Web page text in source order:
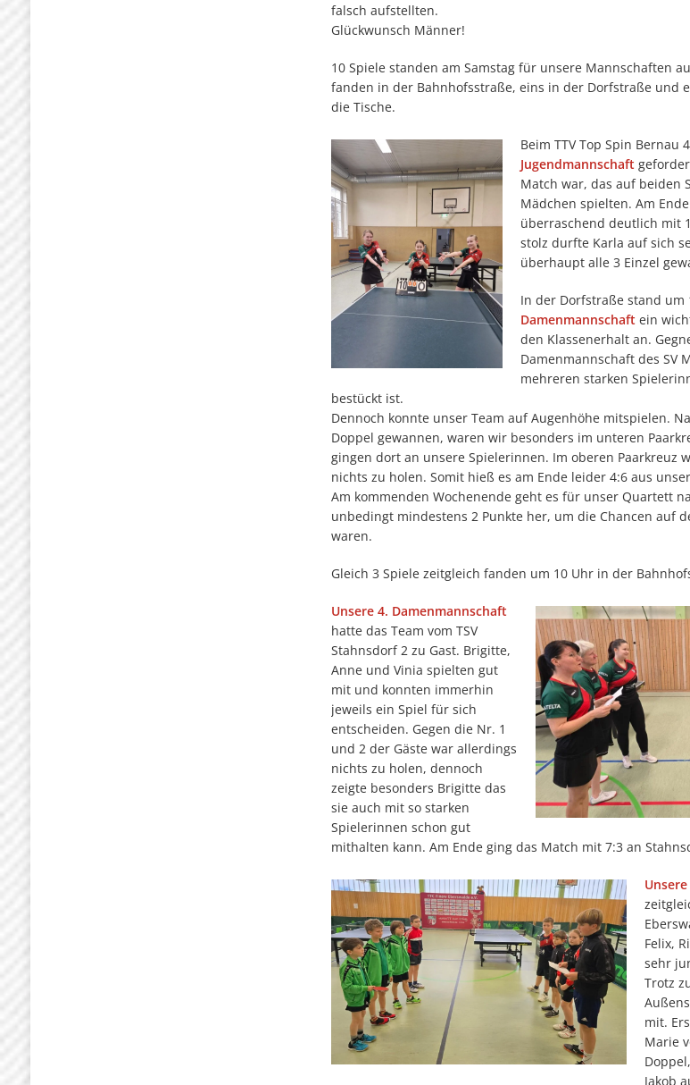
falsch aufstellten.
Glückwunsch Männer!
10 Spiele standen am Samstag für unsere Mannschaften
fanden in der Bahnhofsstraße, eins in der Dorfstraße und
die Tische.
Beim TTV Top Spin Bernau
Jugendmannschaft
Match war, das auf beiden
Mädchen spielten. Am
überraschend deutlich mit
stolz durfte Karla auf sich
überhaupt alle 3 Einzel
In der Dorfstraße stand um
Damenmannschaft ein
den Klassenerhalt an.
Damenmannschaft des SV
mehreren starken
bestückt ist.
Dennoch konnte unser Team auf Augenhöhe mitspielen.
Doppel gewannen, waren wir besonders im unteren
gingen dort an unsere Spielerinnen. Im oberen Paarkreuz
nichts zu holen. Somit hieß es am Ende leider 4:6 aus
Am kommenden Wochenende geht es für unser Quartett
unbedingt mindestens 2 Punkte her, um die Chancen auf
waren.
Gleich 3 Spiele zeitgleich fanden um 10 Uhr in der
Unsere 4. Damenmannschaft
hatte das Team vom TSV
Stahnsdorf 2 zu Gast. Brigitte,
Anne und Vinia spielten gut
mit und konnten immerhin
jeweils ein Spiel für sich
entscheiden. Gegen die Nr. 1
und 2 der Gäste war allerdings
nichts zu holen, dennoch
zeigte besonders Brigitte das
sie auch mit so starken
Spielerinnen schon gut
mithalten kann. Am Ende ging das Match mit 7:3 an
Felix,
sehr
Trotz
mit.
Marie
Jakob